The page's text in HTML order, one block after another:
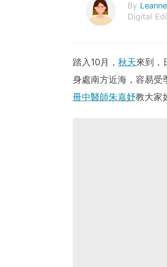
By Leanne
Digital
踏入10月， 秋天來到，
身處南方近海，容易受
冊中醫師朱嘉妤教大家